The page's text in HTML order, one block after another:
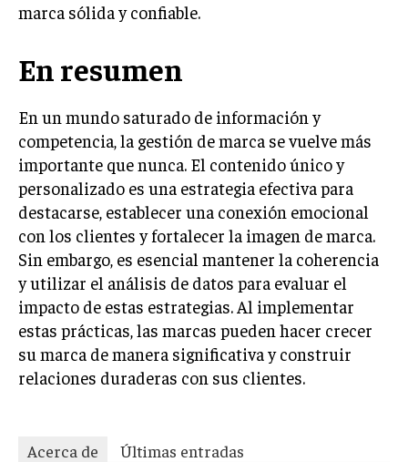
marca sólida y confiable.
En resumen
En un mundo saturado de información y
competencia, la gestión de marca se vuelve más
importante que nunca. El contenido único y
personalizado es una estrategia efectiva para
destacarse, establecer una conexión emocional
con los clientes y fortalecer la imagen de marca.
Sin embargo, es esencial mantener la coherencia
y utilizar el análisis de datos para evaluar el
impacto de estas estrategias. Al implementar
estas prácticas, las marcas pueden hacer crecer
su marca de manera significativa y construir
relaciones duraderas con sus clientes.
Acerca de
Últimas entradas